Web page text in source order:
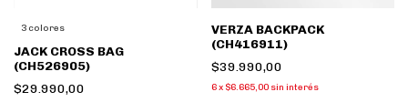
3 colores
JACK CROSS BAG
(CH526905)
$29.990,00
VERZA BACKPACK
(CH416911)
$39.990,00
6 x $6.665,00 sin interés